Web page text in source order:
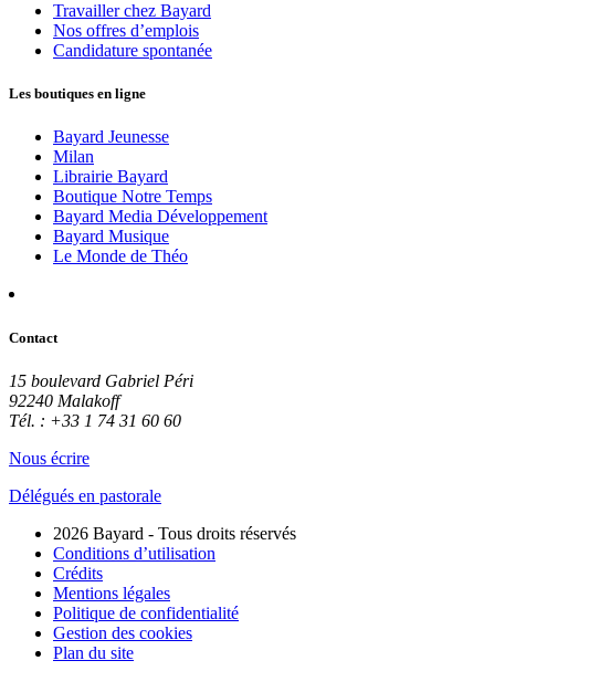
Travailler chez Bayard
Nos offres d’emplois
Candidature spontanée
Les boutiques en ligne
Bayard Jeunesse
Milan
Librairie Bayard
Boutique Notre Temps
Bayard Media Développement
Bayard Musique
Le Monde de Théo
Contact
15 boulevard Gabriel Péri
92240 Malakoff
Tél. : +33 1 74 31 60 60
Nous écrire
Délégués en pastorale
2026 Bayard - Tous droits réservés
Conditions d’utilisation
Crédits
Mentions légales
Politique de confidentialité
Gestion des cookies
Plan du site